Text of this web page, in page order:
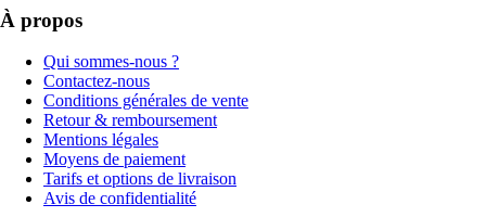
À propos
Qui sommes-nous ?
Contactez-nous
Conditions générales de vente
Retour & remboursement
Mentions légales
Moyens de paiement
Tarifs et options de livraison
Avis de confidentialité